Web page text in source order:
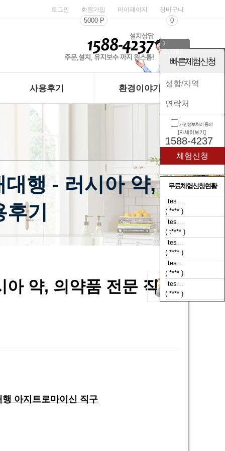
로그인 회원가입
5000 P
마이페이지 장바구니
0
사용후기 환경이야기
행 - 러시아 약,
후기
약, 의약품 전문 직구
아지트로마이신 직구
》
빠른체험신청
개인정보처리 동의
[자세히보기]
1588-4237
무료체험신청현황
tes…
( t**** )
tes…
( **** )
tes…
( **** )
tes…
( **** )
tes…
( **** )